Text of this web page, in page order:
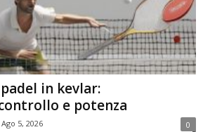
in kevlar:
e potenza
Ago 5, 2026 0